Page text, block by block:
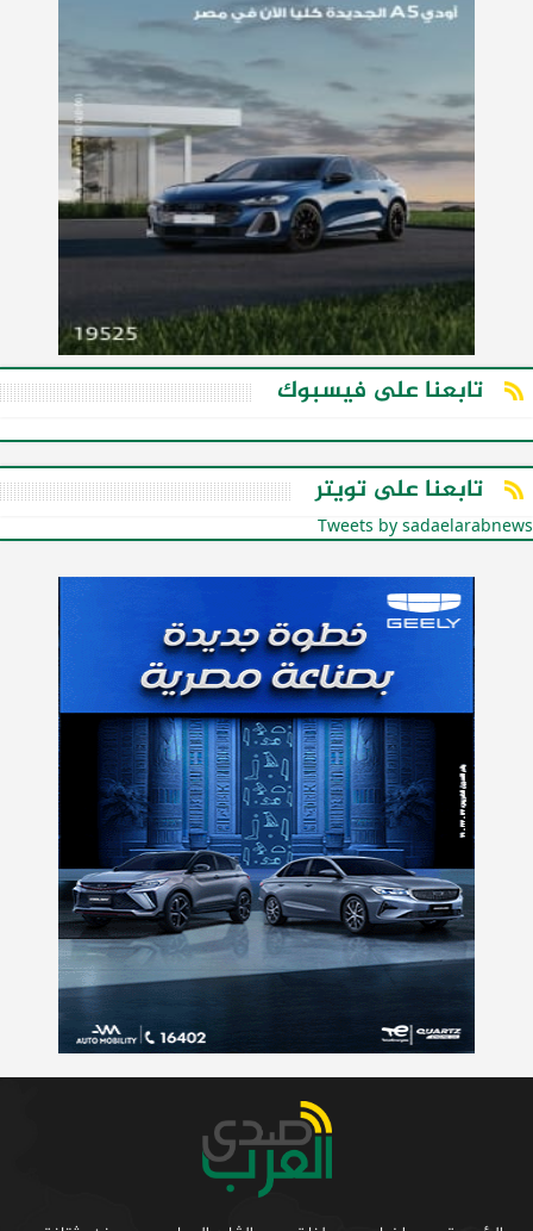
تابعنا على فيسبوك
تابعنا على تويتر
Tweets by sadaelarabnews